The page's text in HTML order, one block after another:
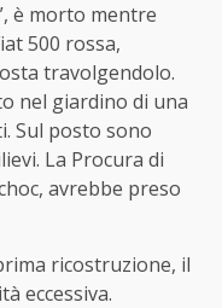
è morto mentre
500 rossa,
travolgendolo.
nel giardino di una
Sul posto sono
La Procura di
avrebbe preso
ricostruzione, il
eccessiva.